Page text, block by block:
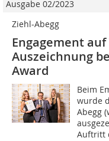
Ausgabe 02/2023
Ziehl-Abegg
Engagement
Auszeichnung
Award
Beim
wurde
Abegg
Auftritt